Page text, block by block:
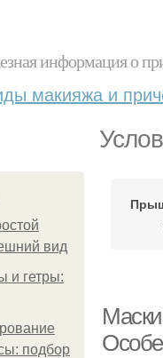
информация о
макияжа и
вид
и гетры:
подбор